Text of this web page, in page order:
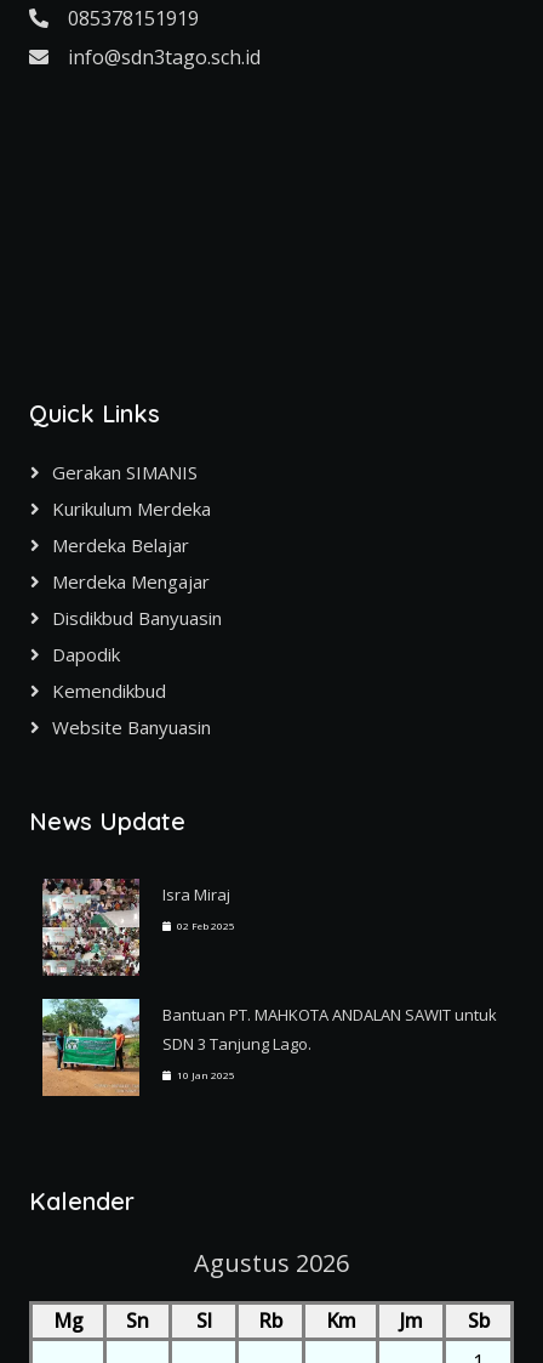
085378151919
info@sdn3tago.sch.id
Quick Links
Gerakan SIMANIS
Kurikulum Merdeka
Merdeka Belajar
Merdeka Mengajar
Disdikbud Banyuasin
Dapodik
Kemendikbud
Website Banyuasin
News Update
Isra Miraj
02 Feb 2025
Bantuan PT. MAHKOTA ANDALAN SAWIT untuk
SDN 3 Tanjung Lago.
10 Jan 2025
Kalender
Agustus 2026
Mg Sn Sl Rb Km Jm
Sb